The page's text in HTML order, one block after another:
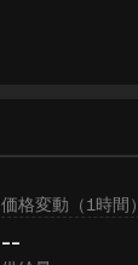
価格変動（1時間）
--